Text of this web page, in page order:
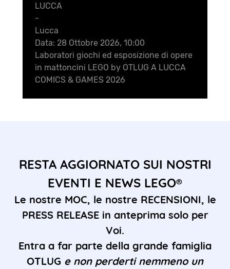
LUCCA
-
Lucca
Data: 28 Ottobre 2026, 10:00
Laboratori giochi ed esposizione di opere
in mattoncini LEGO by OTLUG A LUCCA
COMICS & GAMES 2026
RESTA AGGIORNATO SUI NOSTRI
EVENTI E NEWS LEGO®
Le nostre MOC, le nostre RECENSIONI, le
PRESS RELEASE in anteprima solo per
Voi.
Entra a far parte della grande famiglia
OTLUG e non perderti nemmeno un